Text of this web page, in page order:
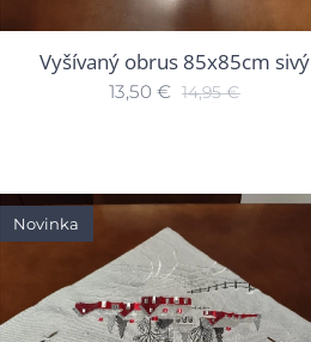
Vyšívaný obrus 85x85cm sivý
13,50 € 14,95€
Novinka